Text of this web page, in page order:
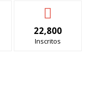
22,800
Inscritos